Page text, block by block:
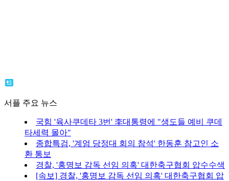
서플 주요 뉴스
국힘 '육사쿠데타 3번' 李대통령에 "생도들 예비 쿠데
타세력 몰아"
종합특검, '계엄 당정대 회의 참석' 한동훈 참고인 소
환 통보
경찰, '홍명보 감독 선임 의혹' 대한축구협회 압수수색
[속보] 경찰, '홍명보 감독 선임 의혹' 대한축구협회 압